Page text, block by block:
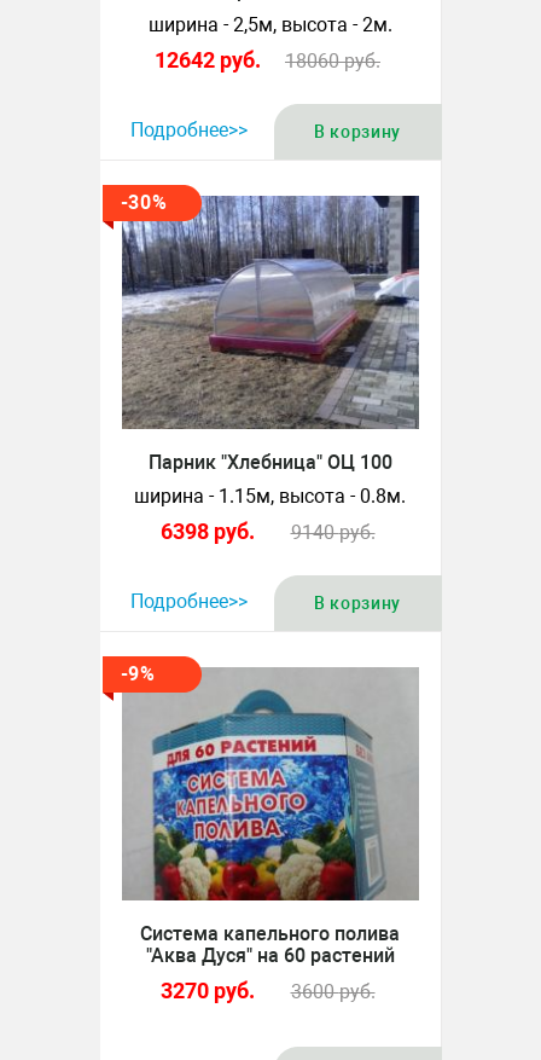
ширина - 2,5м, высота - 2м.
12642 руб. 18060руб.
Подробнее>> В корзину
-30%
Парник "Хлебница" ОЦ 100
ширина - 1.15м, высота - 0.8м.
6398 руб. 9140руб.
Подробнее>> В корзину
-9%
Система капельного полива
"Аква Дуся" на 60 растений
3270 руб. 3600руб.